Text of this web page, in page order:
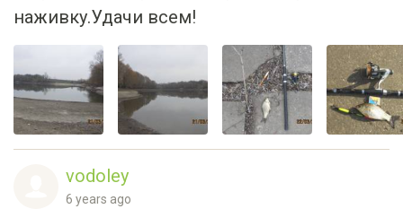
наживку.Удачи всем!
vodoley
6 years ago